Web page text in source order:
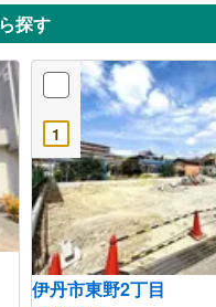
探す
1
伊丹市東野2丁目